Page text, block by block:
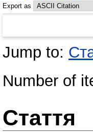
Export as
Jump to:
Number of
Стаття